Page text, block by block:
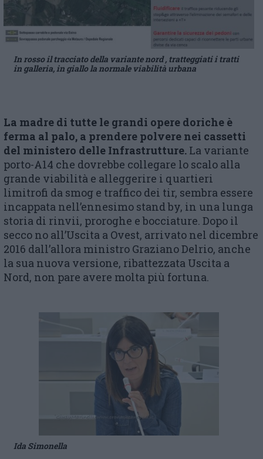
In rosso il tracciato della variante nord , tratteggiati i tratti
in galleria, in giallo la normale viabilità urbana
La madre di tutte le grandi opere doriche è
ferma al palo, a prendere polvere nei cassetti
del ministero delle Infrastrutture. La variante
porto-A14 che dovrebbe collegare lo scalo alla
grande viabilità e alleggerire i quartieri
limitrofi da smog e traffico dei tir, sembra essere
incappata nell’ennesimo stand by, in una lunga
storia di rinvii, proroghe e bocciature. Dopo il
secco no all’Uscita a Ovest, arrivato nel dicembre
2016 dall’allora ministro Graziano Delrio, anche
la sua nuova versione, ribattezzata Uscita a
Nord, non pare avere molta più fortuna.
Ida Simonella